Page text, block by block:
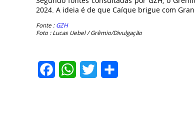
2024. A ideia é de que Caíque brigue com
Fonte :GZH
Foto : Lucas Uebel / Grêmio/Divulgação
FacebookWhatsApp
Twitter